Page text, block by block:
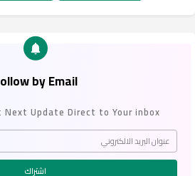
by Email
Update Direct to Your inbox